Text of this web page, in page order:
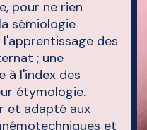
pour ne rien
sémiologie
des
; une
à l'index des
étymologie.
et adapté aux
et